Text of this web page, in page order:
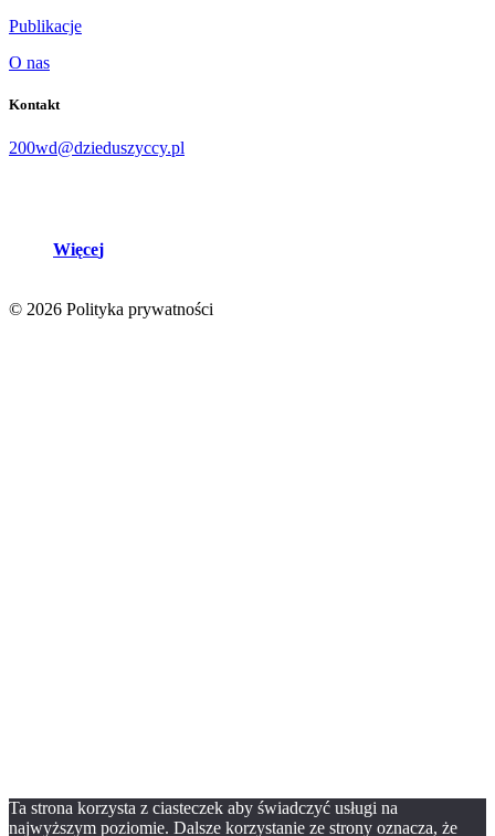
Publikacje
O nas
Kontakt
200wd@dzieduszyccy.pl
Więcej
© 2026 Polityka prywatności
Ta strona korzysta z ciasteczek aby świadczyć usługi na
najwyższym poziomie. Dalsze korzystanie ze strony oznacza, że